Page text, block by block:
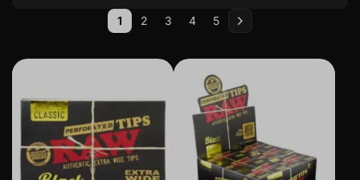
Página
Você esta lendo a pagina
1 Página
2 Página
3 Página
4 Página
5 Página
Próximo